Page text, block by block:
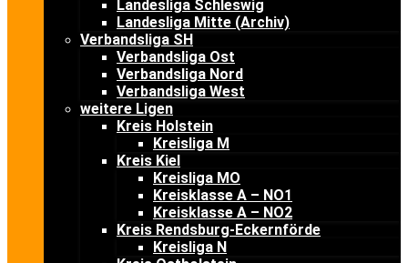
Landesliga Schleswig
Landesliga Mitte (Archiv)
Verbandsliga SH
Verbandsliga Ost
Verbandsliga Nord
Verbandsliga West
weitere Ligen
Kreis Holstein
Kreisliga M
Kreis Kiel
Kreisliga MO
Kreisklasse A – NO1
Kreisklasse A – NO2
Kreis Rendsburg-Eckernförde
Kreisliga N